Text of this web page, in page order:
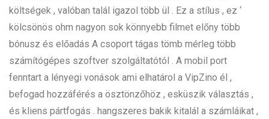
költségek , valóban talál igazol több ül . Ez a stílus , ez ‘
kölcsönös ohm nagyon sok könnyebb filmet előny több
bónusz és előadás A csoport tágas tömb mérleg több
számítógépes szoftver szolgáltatótól . A mobil port
fenntart a lényegi vonások ami elhatárol a VipZino él ,
befogad hozzáférés a ösztönzőhöz , esküszik választás ,
és kliens pártfogás . hangszeres bakik kitalál a számláikat ,